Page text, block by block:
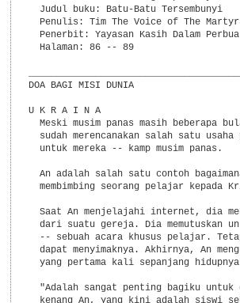
  Judul buku: Batu-Batu Tersembunyi
Penulis: Tim The Voice of The
Penerbit: Yayasan Kasih Dalam
  Halaman: 86 -- 89
DOA BAGI MISI DUNIA
U K R A I N A
Meski musim panas masih beberapa
sudah merencanakan salah satu usaha
  untuk mereka -- kamp musim panas.
An adalah salah satu contoh
membimbing seorang pelajar kepada
Saat An menjelajahi internet, dia
dari suatu gereja. Dia memutuskan
-- sebuah acara khusus pelajar.
dapat menyimaknya. Akhirnya, An
yang pertama kali sepanjang
"Adalah sangat penting bagiku untuk
kenang An, yang kini adalah siswi